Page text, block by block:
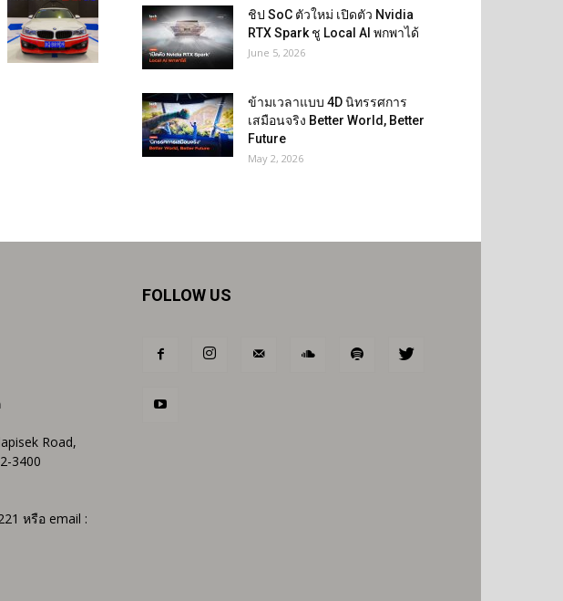
ชิป SoC ตัวใหม่ เปิดตัว Nvidia
RTX Spark ชู Local AI พกพาได้
June 5, 2026
ข้ามเวลาแบบ 4D นิทรรศการ
เสมือนจริง Better World, Better
Future
May 2, 2026
Road,
3400
หรือ email :
FOLLOW US